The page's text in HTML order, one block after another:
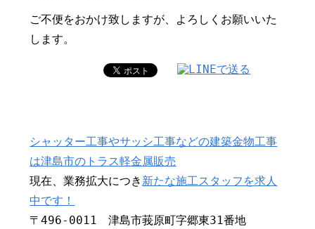
ご不便をおかけ致しますが、よろしくお願いいた
します。
シャッター工事やサッシ工事などの建築金物工事
は津島市のトラス軽金属販売
現在、業務拡大につき 新たな施工スタッフを求人
中です！
〒496-0011 津島市莪原町字郷東31番地